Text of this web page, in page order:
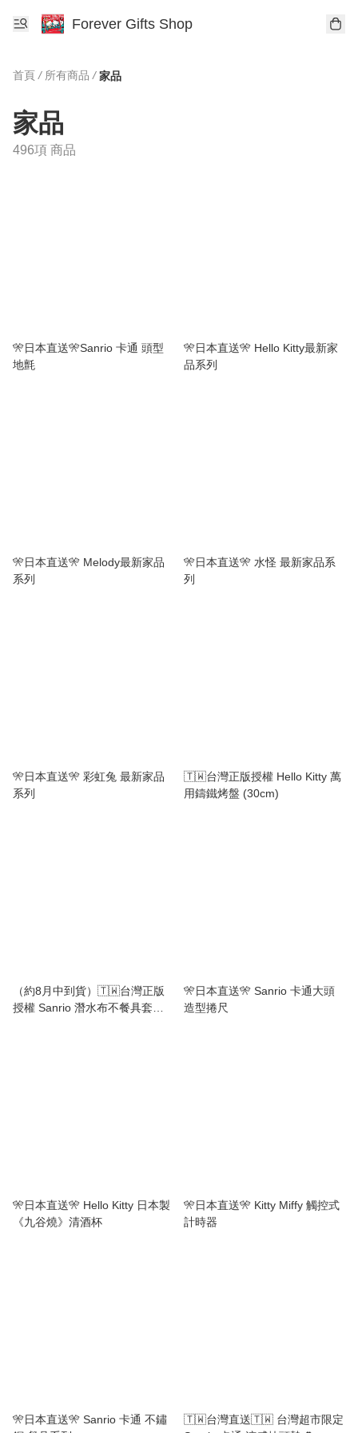
Forever Gifts Shop
首頁 / 所有商品 / 家品
家品
496項 商品
🎌日本直送🎌Sanrio 卡通 頭型
地氈
🎌日本直送🎌 Hello Kitty最新家
品系列
🎌日本直送🎌 Melody最新家品
系列
🎌日本直送🎌 水怪 最新家品系
列
🎌日本直送🎌 彩虹兔 最新家品
系列
🇹🇼台灣正版授權 Hello Kitty 萬
用鑄鐵烤盤 (30cm)
（約8月中到貨）🇹🇼台灣正版
授權 Sanrio 潛水布不餐具套裝
🎌日本直送🎌 Sanrio 卡通大頭
造型捲尺
🎌日本直送🎌 Hello Kitty 日本製
《九谷燒》清酒杯
🎌日本直送🎌 Kitty Miffy 觸控式
計時器
🎌日本直送🎌 Sanrio 卡通 不鏽
🇹🇼台灣直送🇹🇼 台灣超市限定